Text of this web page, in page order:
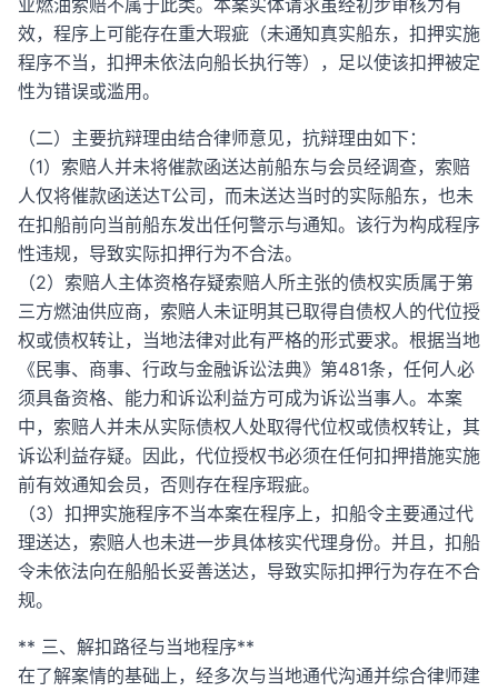
效，程序上可能存在重大瑕疵（未通知真实船东，扣押实施
程序不当，扣押未依法向船长执行等），足以使该扣押被定
性为错误或滥用。
（二）主要抗辩理由结合律师意见，抗辩理由如下：
（1）索赔人并未将催款函送达前船东与会员经调查，索赔
人仅将催款函送达T公司，而未送达当时的实际船东，也未
在扣船前向当前船东发出任何警示与通知。该行为构成程序
性违规，导致实际扣押行为不合法。
（2）索赔人主体资格存疑索赔人所主张的债权实质属于第
三方燃油供应商，索赔人未证明其已取得自债权人的代位授
权或债权转让，当地法律对此有严格的形式要求。根据当地
《民事、商事、行政与金融诉讼法典》第481条，任何人必
须具备资格、能力和诉讼利益方可成为诉讼当事人。本案
中，索赔人并未从实际债权人处取得代位权或债权转让，其
诉讼利益存疑。因此，代位授权书必须在任何扣押措施实施
前有效通知会员，否则存在程序瑕疵。
（3）扣押实施程序不当本案在程序上，扣船令主要通过代
理送达，索赔人也未进一步具体核实代理身份。并且，扣船
令未依法向在船船长妥善送达，导致实际扣押行为存在不合
规。
** 三、解扣路径与当地程序**
在了解案情的基础上，经多次与当地通代沟通并综合律师建